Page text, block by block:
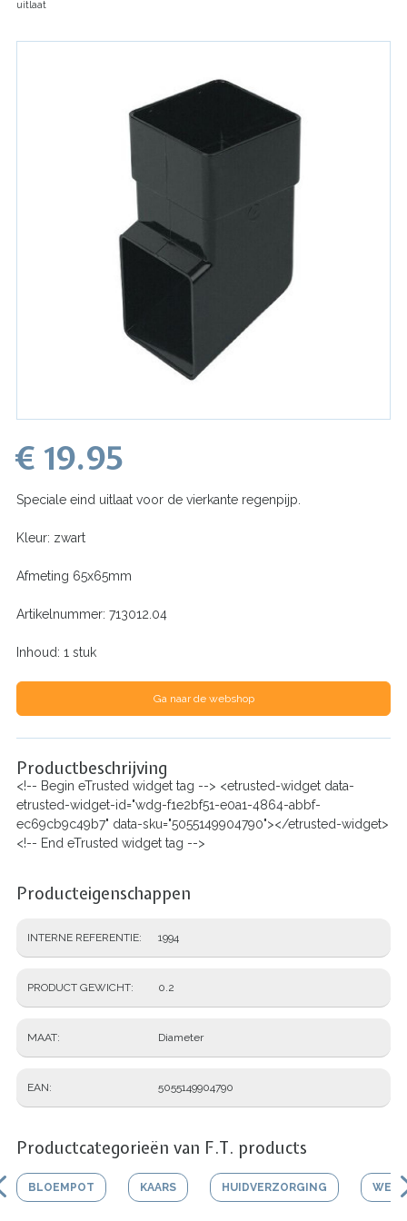
uitlaat
€ 19.95
Speciale eind uitlaat voor de vierkante regenpijp.
Kleur: zwart
Afmeting 65x65mm
Artikelnummer: 713012.04
Inhoud: 1 stuk
Ga naar de webshop
Productbeschrijving
<!-- Begin eTrusted widget tag --> <etrusted-widget data-
etrusted-widget-id="wdg-f1e2bf51-e0a1-4864-abbf-
ec69cb9c49b7" data-sku="5055149904790"></etrusted-widget>
<!-- End eTrusted widget tag -->
Producteigenschappen
INTERNE REFERENTIE 1994
PRODUCT GEWICHT 0.2
MAAT Diameter
EAN 5055149904790
Productcategorieën van F.T. products
BLOEMPOT KAARS HUIDVERZORGING